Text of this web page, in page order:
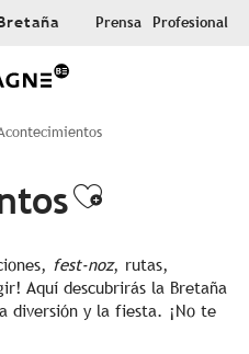
Prensa Profesional
Ajouter
fest-noz, rutas,
Aquí descubrirás la Bretaña
diversión y la fiesta. ¡No te